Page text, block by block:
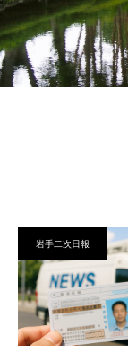
岩手二次日報